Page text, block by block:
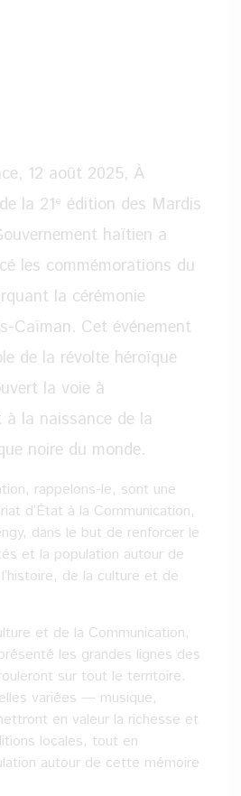
12 août 2025, À
la 21ᵉ édition des Mardis
haïtien a
les commémorations du
la cérémonie
Caïman. Cet événement
de la révolte héroïque
la voie à
à la naissance de la
noire du monde.
rappelons-le, sont une
d’État à la Communication,
dans le but de renforcer le
et la population autour de
de la culture et de
et de la Communication,
les grandes lignes des
sur tout le territoire.
variées — musique,
en valeur la richesse et
locales, tout en
autour de cette mémoire